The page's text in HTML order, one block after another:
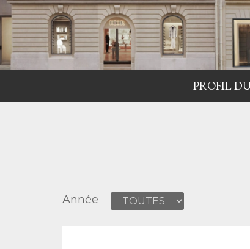
PROFIL
Année